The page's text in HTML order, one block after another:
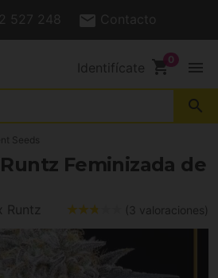
527 248 Contacto
Identifícate shopping_cart menu
search
Seeds
Feminizada de
Runtz (3 valoraciones)